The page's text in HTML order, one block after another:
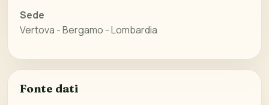
Sede
Vertova - Bergamo - Lombardia
Fonte dati